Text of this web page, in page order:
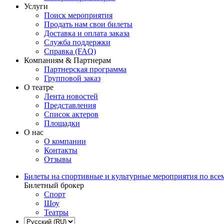
Услуги
Поиск мероприятия
Продать нам свои билеты
Доставка и оплата заказа
Служба поддержки
Справка (FAQ)
Компаниям & Партнерам
Партнерская программа
Групповой заказ
О театре
Лента новостей
Представления
Список актеров
Площадки
О нас
О компании
Контакты
Отзывы
Билеты на спортивные и культурные мероприятия по
Билетный брокер
Спорт
Шоу
Театры